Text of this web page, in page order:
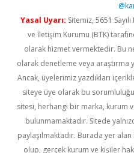
Yasal Uyarı: Sitemiz, 5651
ve İletişim Kurumu (BTK)
olarak hizmet vermektedir. Bu
olarak denetleme veya araştırma
Ancak, üyelerimiz yazdıkları
siteye üye olarak bu
sitesi, herhangi bir marka, kurum
bulunmamaktadır. Sitede
paylaşılmaktadır. Burada yer
olup, gerçek kurum ve kişiler